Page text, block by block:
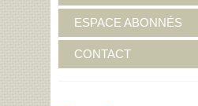
ESPACE ABONNÉS
CONTACT